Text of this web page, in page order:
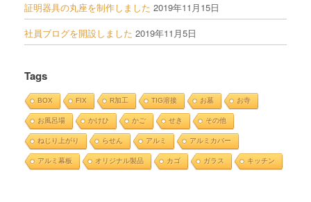
証明器具の丸座を制作しました 2019年11月15日
社員ブログを開設しました 2019年11月5日
Tags
BOX FIX R加工 TIG溶接 お墓 お寺
お風呂場 かけひ かご せき その他
ねじり上がり らせん アルミ アルミカバー
アルミ幕板 オリジナル製品 カゴ ガラス キッチン